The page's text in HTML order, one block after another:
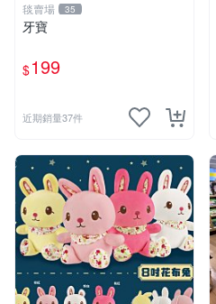
毯賣場 35
牙寶
$199
近期銷量37件